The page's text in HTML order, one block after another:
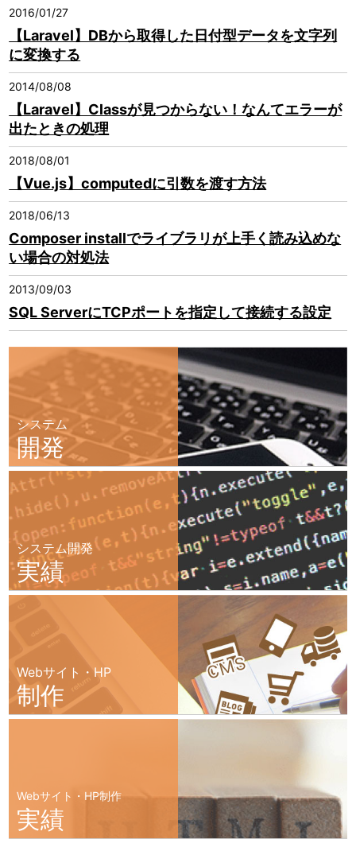
2016/01/27
【Laravel】DBから取得した日付型データを文字列
に変換する
2014/08/08
【Laravel】Classが見つからない！なんてエラーが
出たときの処理
2018/08/01
【Vue.js】computedに引数を渡す方法
2018/06/13
Composer installでライブラリが上手く読み込めな
い場合の対処法
2013/09/03
SQL ServerにTCPポートを指定して接続する設定
システム
開発
システム開発
実績
Webサイト・HP
制作
Webサイト・HP制作
実績